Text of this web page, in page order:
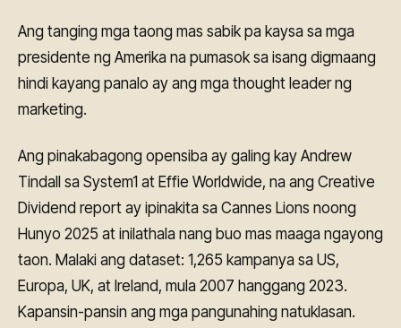
Ang tanging mga taong mas sabik pa kaysa sa mga
presidente ng Amerika na pumasok sa isang digmaang
hindi kayang panalo ay ang mga thought leader ng
marketing.
Ang pinakabagong opensiba ay galing kay Andrew
Tindall sa System1 at Effie Worldwide, na ang Creative
Dividend report ay ipinakita sa Cannes Lions noong
Hunyo 2025 at inilathala nang buo mas maaga ngayong
taon. Malaki ang dataset: 1,265 kampanya sa US,
Europa, UK, at Ireland, mula 2007 hanggang 2023.
Kapansin-pansin ang mga pangunahing natuklasan.